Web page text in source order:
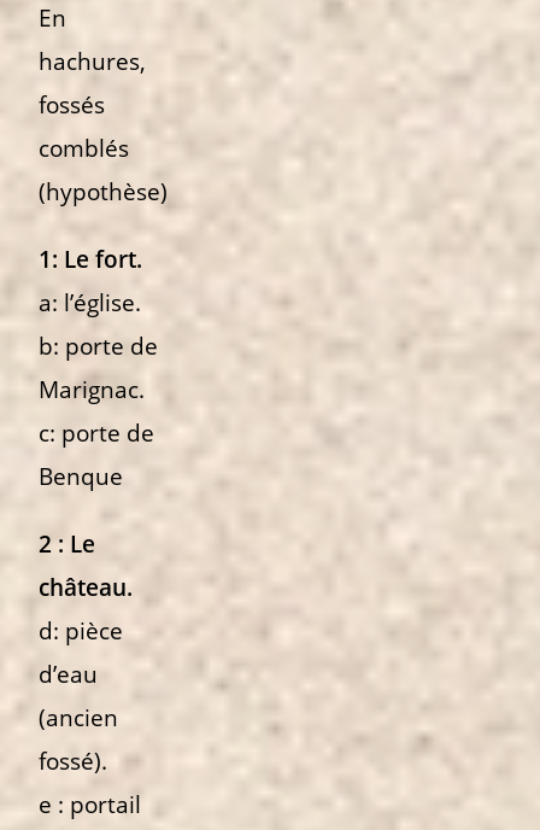
En
hachures,
fossés
comblés
(hypothèse)
1: Le fort.
a: l’église.
b: porte de
Marignac.
c: porte de
Benque
2 : Le
château.
d: pièce
d’eau
(ancien
fossé).
e : portail